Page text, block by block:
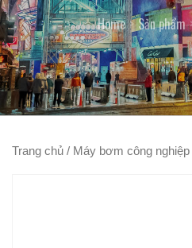
Home Sản phẩm
Trang chủ / Máy bơm công nghiệp